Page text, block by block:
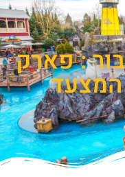
: פארק